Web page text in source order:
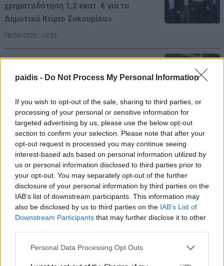
paidis - Do Not Process My Personal Information
If you wish to opt-out of the sale, sharing to third parties, or
processing of your personal or sensitive information for
targeted advertising by us, please use the below opt-out
section to confirm your selection. Please note that after your
opt-out request is processed you may continue seeing
interest-based ads based on personal information utilized by
us or personal information disclosed to third parties prior to
your opt-out. You may separately opt-out of the further
disclosure of your personal information by third parties on the
IAB’s list of downstream participants. This information may
also be disclosed by us to third parties on the IAB’s List of
Downstream Participants that may further disclose it to other
Personal Data Processing Opt Outs
χρηματοδότηση 1,2 εκατ. € για το
Δημοτικό Κτίριο Συκουρίου»
08/08/2026 , 10:53
«Πόσα θέλεις για το κορίτσι;»: Τουρίστας
στην Κρήτη ζητά… τιμή για να ασελγήσει
επιχείρησης
08/08/2026 , 10:39
ΣΥΦΩΕΛ: Χάθηκαν 153,74 εκατ. € για τις
μπαταρίες – Μεγάλη απώλεια για τις
μικρές επιχειρήσεις
08/08/2026 , 10:38
Κρούσμα λοίμωξης από τον ιό του Δυτ.